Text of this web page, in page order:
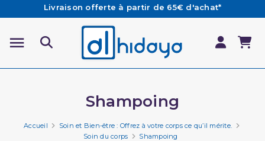
Les Commandes passées avant 15h (lun au Vend)
sont préparées et expédiées le jour même
Besoin d'aide ? Retrouvez notre FAQ
Livraison offerte à partir de 65€ d'achat*
Shampoing
Accueil
Soin et Bien-être : Offrez à votre corps ce qu’il mérite.
Soin du corps
Shampoing